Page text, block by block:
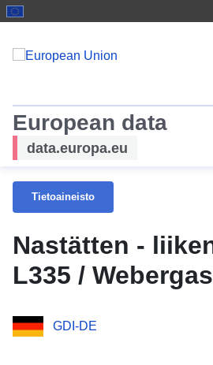
European data
data.europa.eu
Tietoaineisto
Nastätten -
L335 /
GDI-DE